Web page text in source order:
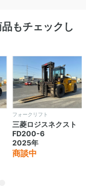
もチェックし
フォークリフト
三菱ロジスネクスト
FD200-6
2025年
商談中